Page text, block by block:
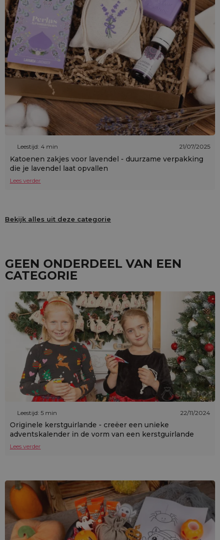
Leestijd: 4 min 21/07/2025
Katoenen zakjes voor lavendel - duurzame verpakking
die je lavendel laat opvallen
Lees verder
Bekijk alles uit deze categorie
GEEN ONDERDEEL VAN EEN
CATEGORIE
Leestijd: 5 min 22/11/2024
Originele kerstguirlande - creëer een unieke
adventskalender in de vorm van een kerstguirlande
Lees verder